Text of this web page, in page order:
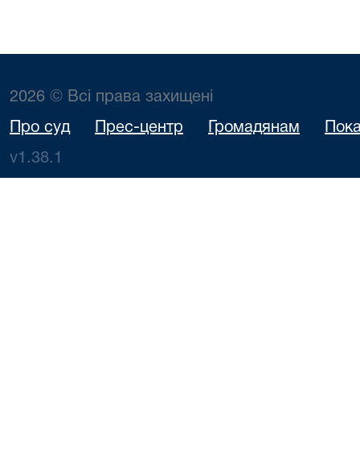
2026 © Всі права захищені
Про суд Прес-центр Громадянам
v1.38.1